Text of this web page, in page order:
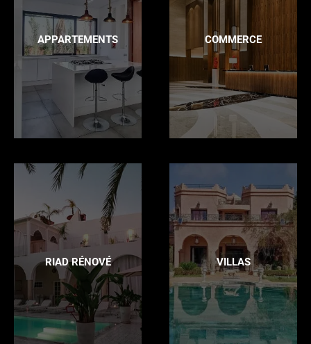
APPARTEMENTS COMMERCE
RIAD RÉNOVÉ VILLAS